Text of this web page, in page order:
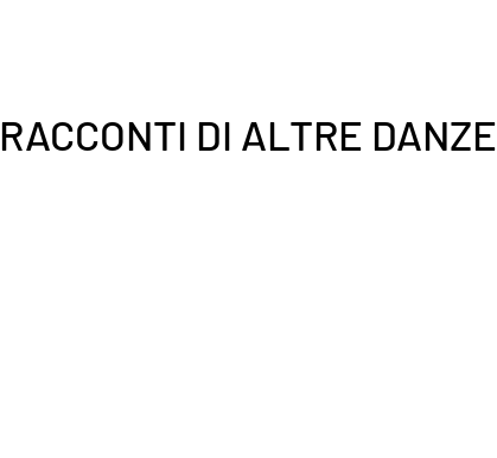
RACCONTI DI ALTRE DANZE